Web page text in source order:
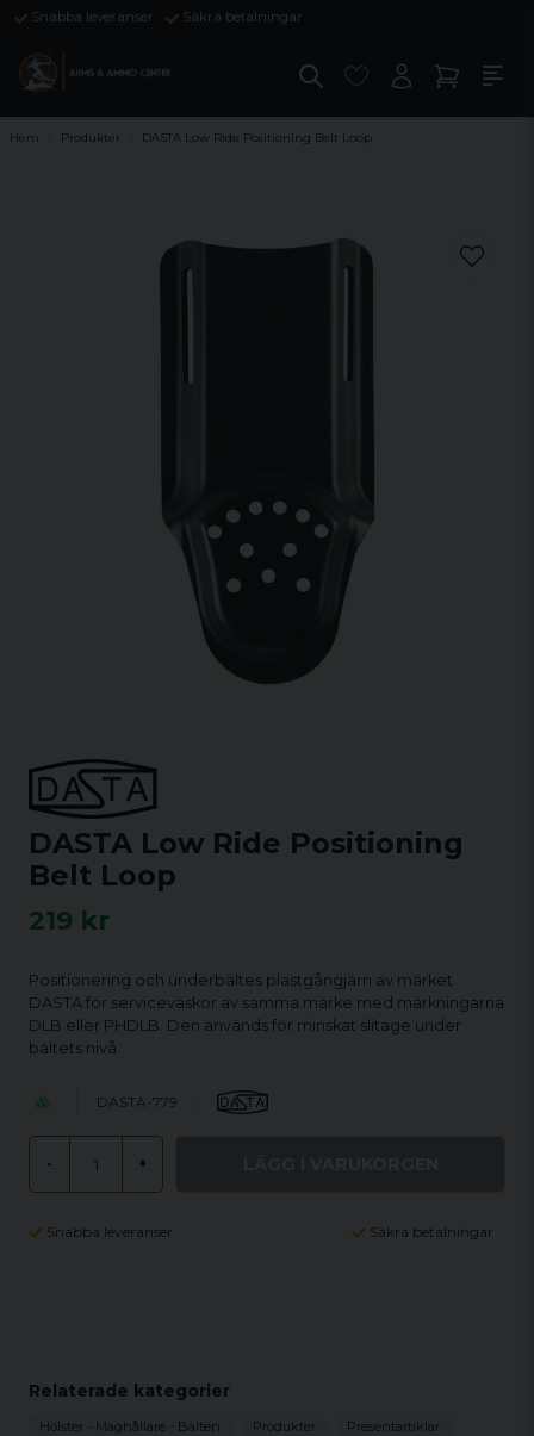
Snabba leveranser Säkra betalningar
Hem Produkter DASTA Low Ride Positioning Belt Loop
DASTA Low Ride Positioning
Belt Loop
219 kr
Positionering och underbältes plastgångjärn av märket
DASTA för serviceväskor av samma märke med märkningarna
DLB eller PHDLB. Den används för minskat slitage under
bältets nivå.
DASTA-779
- +
Snabba leveranser Säkra betalningar
Relaterade kategorier
Hölster - Maghållare - Bälten Produkter Presentartiklar